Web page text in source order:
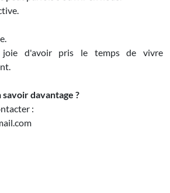
joie d'avoir pris le temps de vivre
davantage ?
: